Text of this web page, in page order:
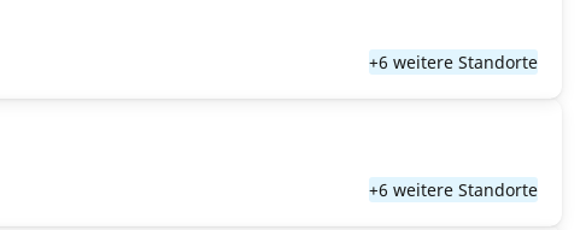
+6 weitere Standorte
+6 weitere Standorte